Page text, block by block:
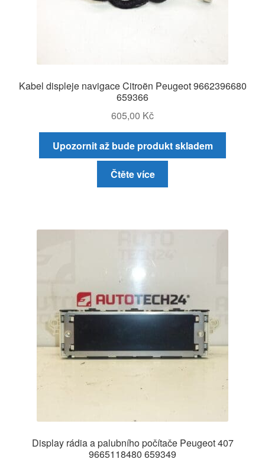
Kabel displeje navigace Citroën Peugeot 9662396680
659366
605,00 Kč
Upozornit až bude produkt skladem
Čtěte více
Display rádia a palubního počítače Peugeot 407
9665118480 659349